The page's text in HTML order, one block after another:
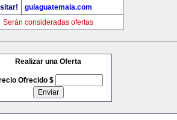
guiaguatemala.com
Serán consideradas ofertas
Realizar una Oferta
Ofrecido $